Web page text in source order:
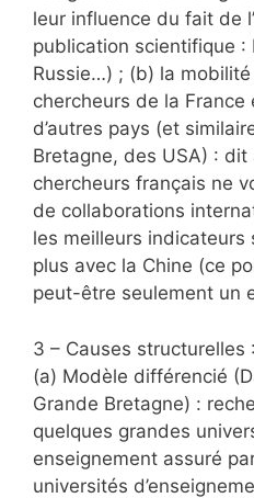
leur influence du fait de
publication scientifique :
Russie…) ; (b) la
chercheurs de la
d’autres pays (et
Bretagne, des USA) :
chercheurs français ne
de collaborations
les meilleurs
plus avec la Chine (ce
peut-être seulement un
3 – Causes
(a) Modèle différencié
Grande Bretagne) :
quelques grandes
enseignement assuré
universités